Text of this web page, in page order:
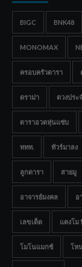
BIGC BNK48
MONOMAX
ครอบครัวดารา
ดราม่า ดวงประ
ดาราอวดหุ่นแซ่บ
ททท. ทัวร์มาลง
ลูกดารา สายมู
อาจารย์มงคล อ
เลขเด็ด แตงโม
โมโนแมกซ์ โห